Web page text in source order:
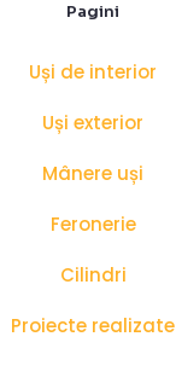
Pagini
Uși de interior
Uși exterior
Mânere uși
Feronerie
Cilindri
Proiecte realizate